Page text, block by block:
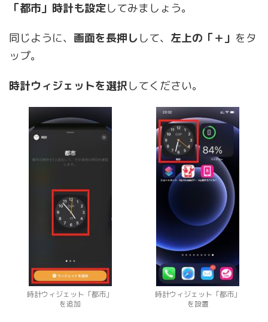
「都市」時計も設定してみましょう。
同じように、 画面を長押し して、 左上の「＋」 をタ
ップ。
時計ウィジェットを選択してください。
時計ウィジェット「都市」
を追加
時計ウィジェット「都市」
を設置